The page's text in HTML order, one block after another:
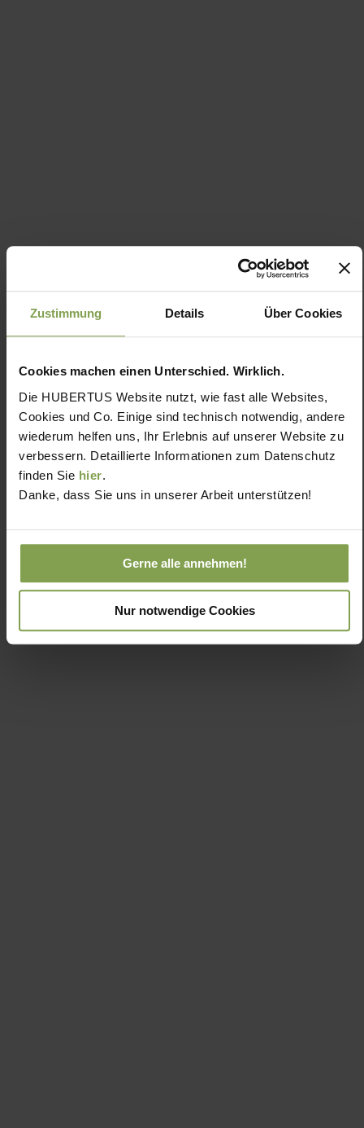
Zustimmung Details Über Cookies
Cookies machen einen Unterschied. Wirklich.
Die HUBERTUS Website nutzt, wie fast alle Websites,
Cookies und Co. Einige sind technisch notwendig, andere
wiederum helfen uns, Ihr Erlebnis auf unserer Website zu
verbessern. Detaillierte Informationen zum Datenschutz
finden Sie hier.
Danke, dass Sie uns in unserer Arbeit unterstützen!
Gerne alle annehmen!
Nur notwendige Cookies